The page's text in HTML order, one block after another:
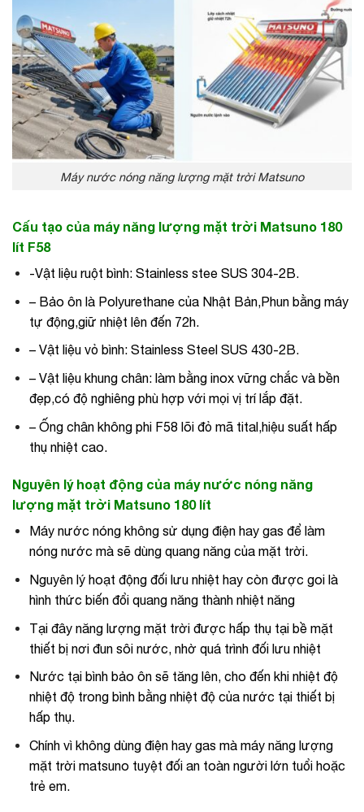
Máy nước nóng năng lượng mặt trời Matsuno
Cấu tạo của máy năng lượng mặt trời Matsuno 180
lít F58
-Vật liệu ruột bình: Stainless stee SUS 304-2B.
– Bảo ôn là Polyurethane của Nhật Bản,Phun bằng máy
tự động,giữ nhiệt lên đến 72h.
– Vật liệu vỏ bình: Stainless Steel SUS 430-2B.
– Vật liệu khung chân: làm bằng inox vững chắc và bền
đẹp,có độ nghiêng phù hợp với mọi vị trí lắp đặt.
– Ống chân không phi F58 lõi đỏ mã tital,hiệu suất hấp
thụ nhiệt cao.
Nguyên lý hoạt động của máy nước nóng năng
lượng mặt trời Matsuno 180 lít
Máy nước nóng không sử dụng điện hay gas để làm
nóng nước mà sẽ dùng quang năng của mặt trời.
Nguyên lý hoạt động đối lưu nhiệt hay còn được goi là
hình thức biến đổi quang năng thành nhiệt năng
Tại đây năng lượng mặt trời được hấp thụ tại bề mặt
thiết bị nơi đun sôi nước, nhờ quá trình đối lưu nhiệt
Nước tại bình bảo ôn sẽ tăng lên, cho đến khi nhiệt độ
nhiệt độ trong bình bằng nhiệt độ của nước tại thiết bị
hấp thụ.
Chính vì không dùng điện hay gas mà máy năng lượng
mặt trời matsuno tuyệt đối an toàn người lớn tuổi hoặc
trẻ em.